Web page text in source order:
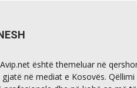
është themeluar në
në mediat e Kosovës.